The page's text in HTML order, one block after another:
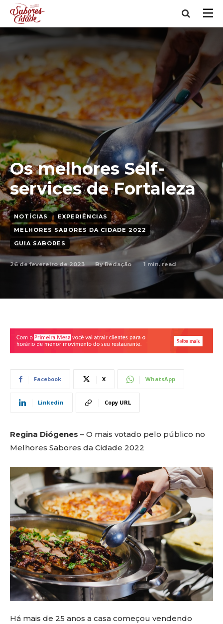
Os melhores Self-
services de Fortaleza
NOTÍCIAS
EXPERIÊNCIAS
MELHORES SABORES DA CIDADE 2022
GUIA SABORES
26 de fevereiro de 2023 By Redação 1 min. read
Facebook X WhatsApp
Linkedin Copy URL
Regina Diógenes – O mais votado pelo público no
Melhores Sabores da Cidade 2022
Há mais de 25 anos a casa começou vendendo